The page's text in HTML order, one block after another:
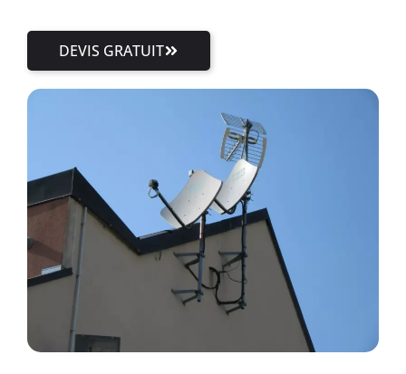
DEVIS GRATUIT